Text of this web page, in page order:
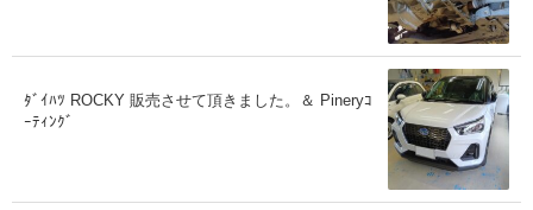
ﾀﾞｲﾊﾂ ROCKY 販売させて頂きました。＆ Pineryｺ
ｰﾃｨﾝｸﾞ